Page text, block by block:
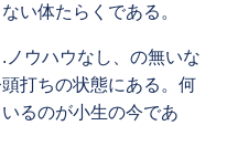
い体たらくである。
ウハウなし、の無いな
打ちの状態にある。何
るのが小生の今であ